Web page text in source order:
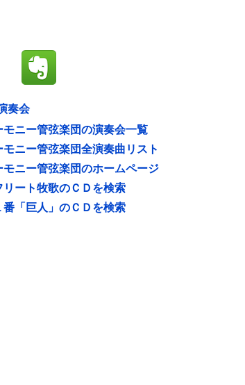
奏会
ニー管弦楽団の演奏会一覧
ニー管弦楽団全演奏曲リスト
ニー管弦楽団のホームページ
ート牧歌のＣＤを検索
「巨人」のＣＤを検索